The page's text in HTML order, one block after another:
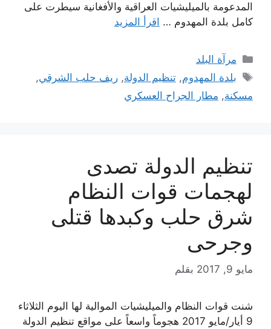
المدعومة بالميليشيات العراقية والأفغانية سيطرت على
كامل بلدة المهدوم … اقرأ المزيد
التصنيفات
مرآة البلد
الوسوم
بلدة المهدوم,تنظيم الدولة,ريف حلب الشرقي,
مسكنة, مطار الجراح العسكري
تنظيم الدولة تصدى
لهجمات قوات النظام
شرق حلب وكبدها قتلى
وجرحى
مايو 9, 2017 بقلم
شنت قوات النظام والميليشيات الموالية لها اليوم الثلاثاء
9 أيار/مايو 2017 هجوماً واسعاً على مواقع تنظيم الدولة